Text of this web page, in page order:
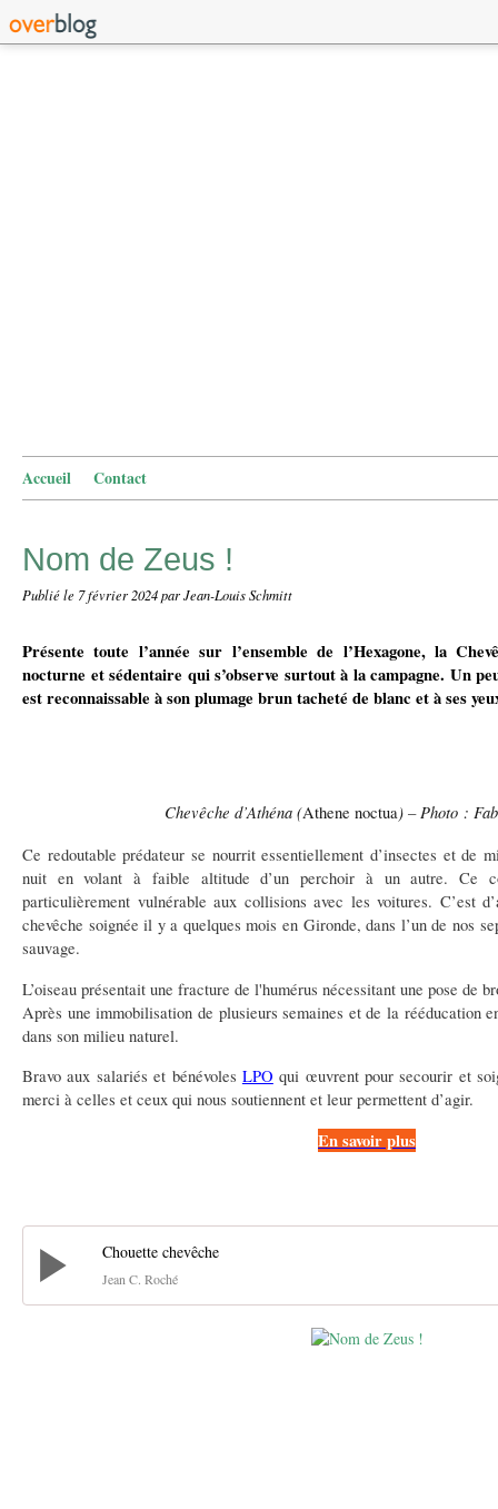
Accueil Contact
Nom de Zeus !
Publié le 7 février 2024par Jean-Louis Schmitt
Présente toute l’année sur l’ensemble de l’Hexagone, la
nocturne et sédentaire qui s’observe surtout à la campagne. Un
est reconnaissable à son plumage brun tacheté de blanc et à ses
Chevêche d’Athéna (Athene noctua) – Photo :
Ce redoutable prédateur se nourrit essentiellement d’insectes et de
nuit en volant à faible altitude d’un perchoir à un autre. Ce
particulièrement vulnérable aux collisions avec les voitures. C’est
chevêche soignée il y a quelques mois en Gironde, dans l’un de nos
sauvage.
L’oiseau présentait une fracture de l'humérus nécessitant une pose de
Après une immobilisation de plusieurs semaines et de la rééducation
dans son milieu naturel.
Bravo aux salariés et bénévoles LPO qui œuvrent pour secourir et
merci à celles et ceux qui nous soutiennent et leur permettent d’agir.
En savoir plus
Chouette chevêche
Jean C. Roché